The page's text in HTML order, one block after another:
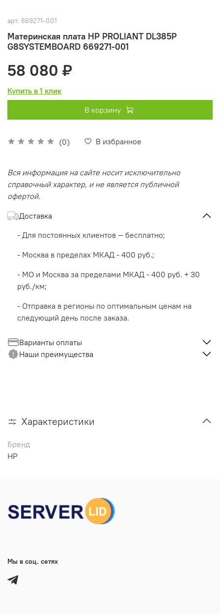
арт. 669271-001
Материнская плата HP PROLIANT DL385P
G8SYSTEMBOARD 669271-001
(0) В избранное
58 080 ₽
Купить в 1 клик
В корзину
Вся информация на сайте носит исключительно
справочный характер, и не является публичной
офертой.
Доставка
- Для постоянных клиентов — бесплатно;
- Москва в пределах МКАД - 400 руб.;
- МО и Москва за пределами МКАД - 400 руб. + 30
руб./км;
- Отправка в регионы по оптимальным ценам на
следующий день после заказа.
Варианты оплаты
Наши преимущества
Характеристики
Бренд
HP
Мы в соц. сетях